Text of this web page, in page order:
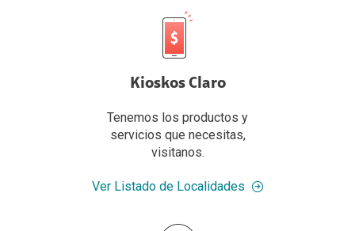
Kioskos Claro
Tenemos los productos y
servicios que necesitas,
visitanos.
Ver Listado de Localidades